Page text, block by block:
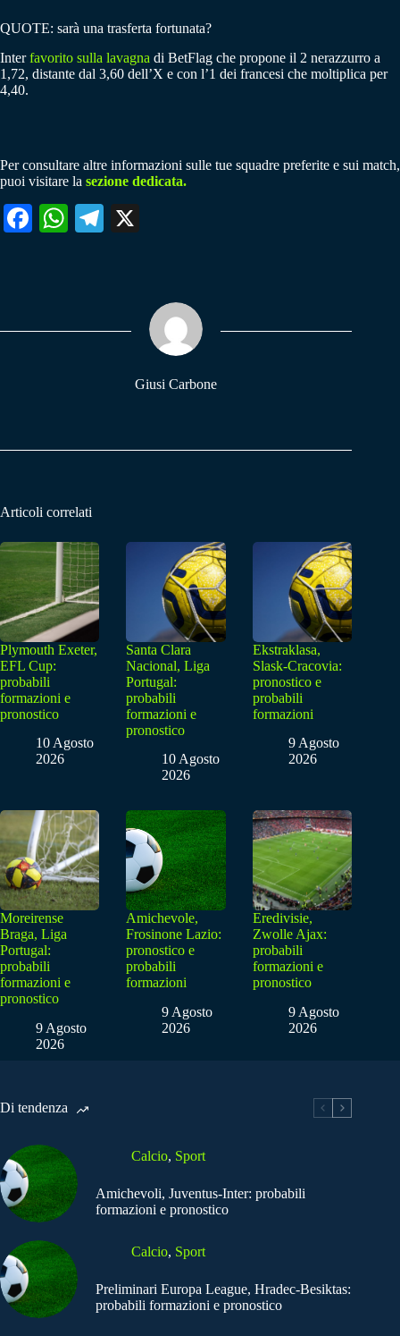
QUOTE: sarà una trasferta fortunata?
Interfavorito sulla lavagna di BetFlag che propone il 2 nerazzurro a
1,72, distante dal 3,60 dell’X e con l’1 dei francesi che moltiplica per
4,40.
Per consultare altre informazioni sulle tue squadre preferite e sui match,
puoi visitare la sezione dedicata.
Fa W
pp
Te
m
Giusi Carbone
Articoli correlati
Plymouth Exeter,
EFL Cup:
probabili
formazioni e
pronostico
10 Agosto
2026
Santa Clara
Nacional, Liga
Portugal:
probabili
formazioni e
pronostico
10 Agosto
2026
Ekstraklasa,
Slask-Cracovia:
pronostico e
probabili
formazioni
9 Agosto
2026
Moreirense
Braga, Liga
Portugal:
probabili
formazioni e
pronostico
9 Agosto
2026
Amichevole,
Frosinone Lazio:
pronostico e
probabili
formazioni
9 Agosto
2026
Eredivisie,
Zwolle Ajax:
probabili
formazioni e
pronostico
9 Agosto
2026
Di tendenza
Calcio, Sport
Amichevoli, Juventus-Inter: probabili
formazioni e pronostico
Calcio, Sport
Preliminari Europa League, Hradec-Besiktas:
probabili formazioni e pronostico